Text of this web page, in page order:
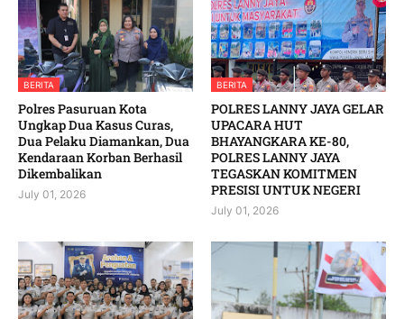
BERITA
Polres Pasuruan Kota
Ungkap Dua Kasus Curas,
Dua Pelaku Diamankan, Dua
Kendaraan Korban Berhasil
Dikembalikan
July 01, 2026
BERITA
POLRES LANNY JAYA GELAR
UPACARA HUT
BHAYANGKARA KE-80,
POLRES LANNY JAYA
TEGASKAN KOMITMEN
PRESISI UNTUK NEGERI
July 01, 2026